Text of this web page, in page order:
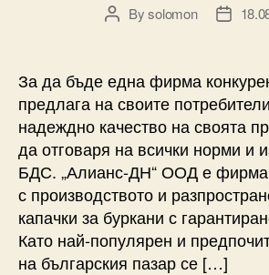
PostBysolomon
Post
За да бъде една фирма
предлага на своите
надеждно качество на своята
да отговаря на всички норми и
БДС. „Алианс-ДН“ ООД е
с производството и
капачки за буркани с
Като най-популярен и
на българския пазар се […]